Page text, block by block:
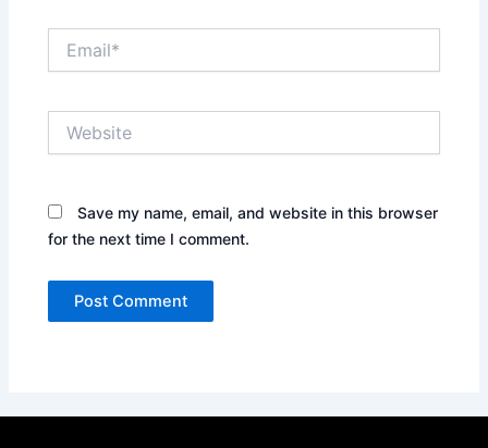
Save my name, email, and website in this browser
for the next time I comment.